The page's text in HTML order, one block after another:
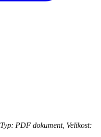
Typ: PDF dokument, Velikost: